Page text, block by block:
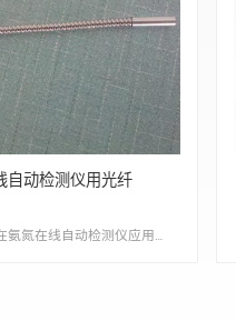
自动检测仪用光纤
玻璃光纤在氨氮在线自动检测仪应用，总磷在线自动检测仪应用 Min order:1 ShippingPort:Nanjing Original Region:Nanjing Lead Time:1 - 2 weeks